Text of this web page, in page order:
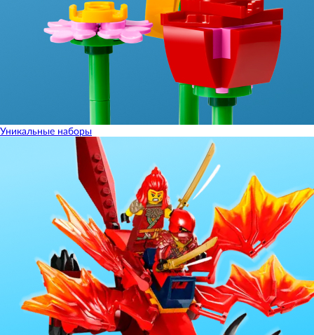
Уникальные наборы